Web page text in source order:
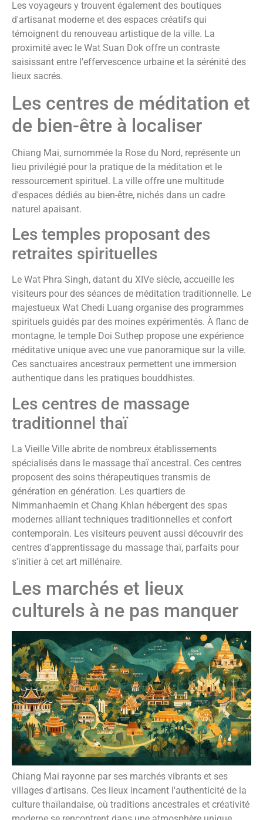
Les voyageurs y trouvent également des boutiques
d'artisanat moderne et des espaces créatifs qui
témoignent du renouveau artistique de la ville. La
proximité avec le Wat Suan Dok offre un contraste
saisissant entre l'effervescence urbaine et la sérénité des
lieux sacrés.
Les centres de méditation et
de bien-être à localiser
Chiang Mai, surnommée la Rose du Nord, représente un
lieu privilégié pour la pratique de la méditation et le
ressourcement spirituel. La ville offre une multitude
d'espaces dédiés au bien-être, nichés dans un cadre
naturel apaisant.
Les temples proposant des
retraites spirituelles
Le Wat Phra Singh, datant du XIVe siècle, accueille les
visiteurs pour des séances de méditation traditionnelle. Le
majestueux Wat Chedi Luang organise des programmes
spirituels guidés par des moines expérimentés. À flanc de
montagne, le temple Doi Suthep propose une expérience
méditative unique avec une vue panoramique sur la ville.
Ces sanctuaires ancestraux permettent une immersion
authentique dans les pratiques bouddhistes.
Les centres de massage
traditionnel thaï
La Vieille Ville abrite de nombreux établissements
spécialisés dans le massage thaï ancestral. Ces centres
proposent des soins thérapeutiques transmis de
génération en génération. Les quartiers de
Nimmanhaemin et Chang Khlan hébergent des spas
modernes alliant techniques traditionnelles et confort
contemporain. Les visiteurs peuvent aussi découvrir des
centres d'apprentissage du massage thaï, parfaits pour
s'initier à cet art millénaire.
Les marchés et lieux
culturels à ne pas manquer
Chiang Mai rayonne par ses marchés vibrants et ses
villages d'artisans. Ces lieux incarnent l'authenticité de la
culture thaïlandaise, où traditions ancestrales et créativité